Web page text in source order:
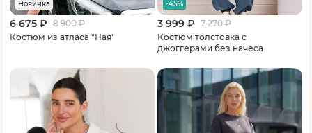
Новинка
6 675 ₽ 8 900₽
Костюм из атласа "Ная"
-45%
3 999 ₽ 7 270₽
Костюм толстовка с
джоггерами без начеса